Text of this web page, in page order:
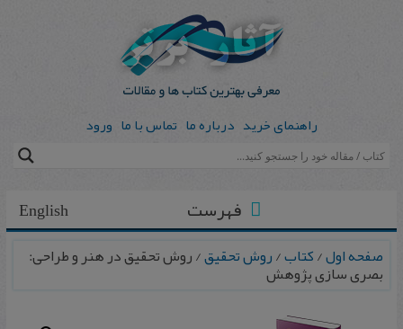
راهنمای خرید درباره ما تماس با ما ورود
English فهرست
صفحه اول/کتاب/روش تحقیق/ روش تحقیق در هنر و طراحی:
بصری‌ سازی پژوهش